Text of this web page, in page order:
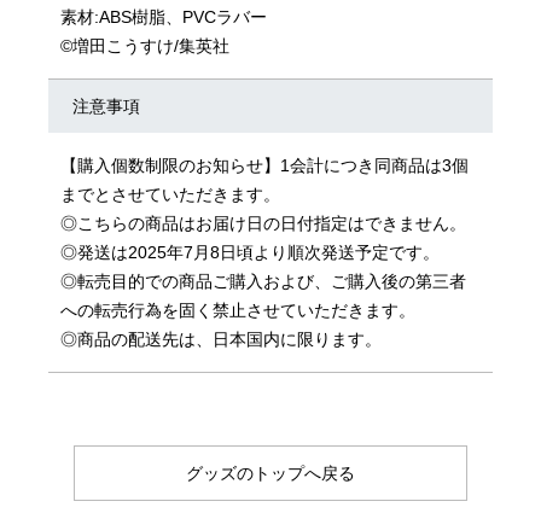
素材:ABS樹脂、PVCラバー
©増田こうすけ/集英社
注意事項
【購入個数制限のお知らせ】1会計につき同商品は3個
までとさせていただきます。
◎こちらの商品はお届け日の日付指定はできません。
◎発送は2025年7月8日頃より順次発送予定です。
◎転売目的での商品ご購入および、ご購入後の第三者
への転売行為を固く禁止させていただきます。
◎商品の配送先は、日本国内に限ります。
グッズのトップへ戻る